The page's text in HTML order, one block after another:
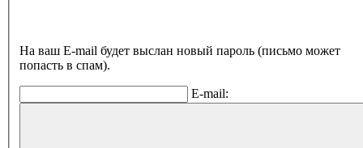
На ваш E-mail будет выслан новый пароль (письмо может
попасть в спам).
E-mail: